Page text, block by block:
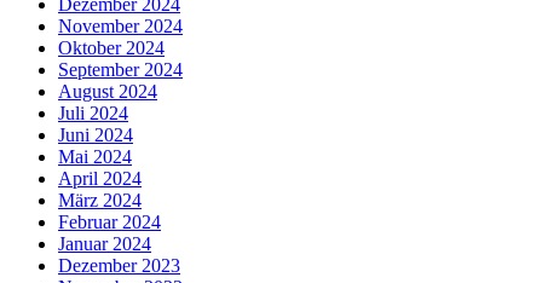
November 2024
Oktober 2024
September 2024
August 2024
Juli 2024
Juni 2024
Mai 2024
April 2024
März 2024
Februar 2024
Januar 2024
Dezember 2023